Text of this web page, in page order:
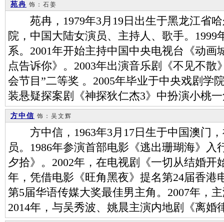
苑冉 饰：石姜
苑冉，1979年3月19日出生于黑龙江省哈
院，中国大陆女演员、主持人、歌手。
系。2001年开始主持中国中央电视台《动画
点告诉你》。2003年出演音乐剧《不见不散
会节目”二等奖 。2005年毕业于中央戏剧学
装悬疑探案剧《神探狄仁杰3》中扮演小桃
方中信 饰：吴文辉
方中信，1963年3月17日生于中国澳门，
员。1986年参演首部电影《逃出珊瑚海》入
夕拾》。2002年，在电视剧《一切从结婚开
年，凭借电影《旺角黑夜》提名第24届香港
第5届华语传媒大奖最佳男主角。2007年，
2014年，与吴秀波、姚晨主演内地剧《离